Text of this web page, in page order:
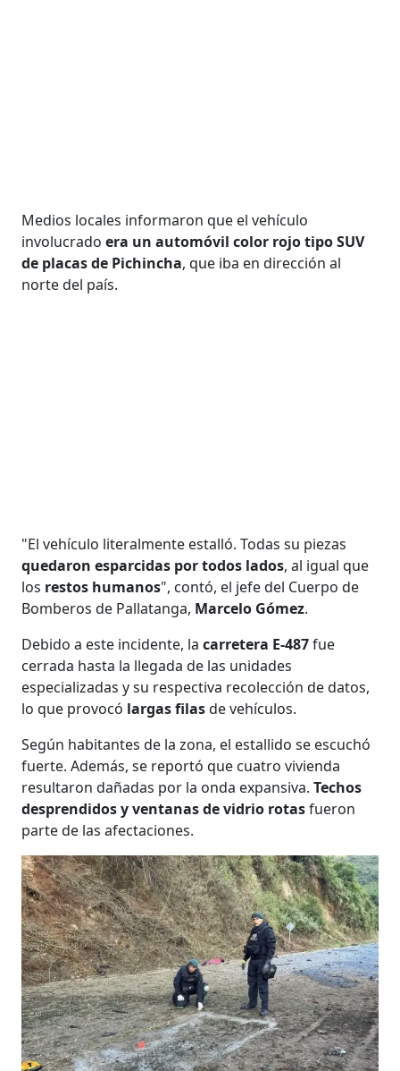
Medios locales informaron que el vehículo
involucradoera un automóvil color rojo tipo SUV
de placas de Pichincha, que iba en dirección al
norte del país.
"El vehículo literalmente estalló. Todas su piezas
quedaron esparcidas por todos lados, al igual que
los restos humanos", contó, el jefe del Cuerpo de
Bomberos de Pallatanga, Marcelo Gómez.
Debido a este incidente, la carretera E-487fue
cerrada hasta la llegada de las unidades
especializadas y su respectiva recolección de datos,
lo que provocó largas filasde vehículos.
Según habitantes de la zona, el estallido se escuchó
fuerte. Además, se reportó que cuatro vivienda
resultaron dañadas por la onda expansiva.Techos
desprendidos y ventanas de vidrio rotasfueron
parte de las afectaciones.